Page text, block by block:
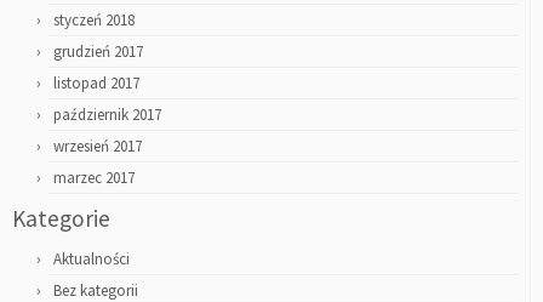
styczeń 2018
grudzień 2017
listopad 2017
październik 2017
wrzesień 2017
marzec 2017
Kategorie
Aktualności
Bez kategorii